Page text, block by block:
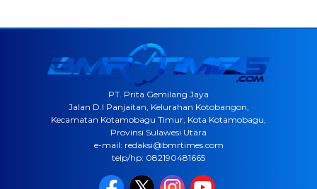
PT. Prita Gemilang Jaya
Jalan D.I Panjaitan, Kelurahan Kotobangon,
Kecamatan Kotamobagu Timur, Kota Kotamobagu,
Provinsi Sulawesi Utara
e-mail: redaksi@bmrtimes.com
telp/hp: 082190481665